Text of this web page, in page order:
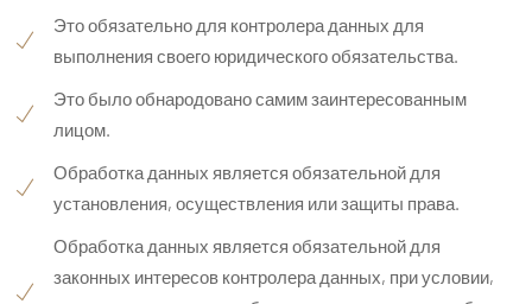
Это обязательно для контролера данных для
выполнения своего юридического обязательства.
Это было обнародовано самим заинтересованным
лицом.
Обработка данных является обязательной для
установления, осуществления или защиты права.
Обработка данных является обязательной для
законных интересов контролера данных, при условии,